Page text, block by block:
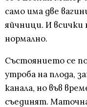
само има две
яйчници. И
нормално.
Състоянието се
утроба на плода,
канала, но във
съединят.